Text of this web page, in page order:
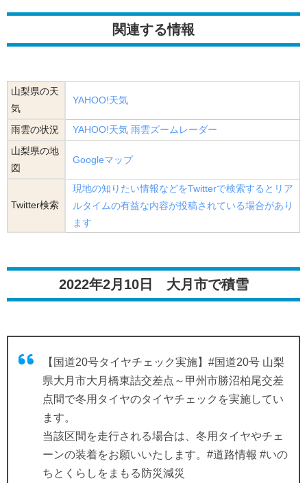
関連する情報
山梨県の天
気
YAHOO!天気
雨雲の状況
YAHOO!天気 雨雲ズームレーダー
山梨県の地
図
Googleマップ
Twitter検索
現地の知りたい情報などをTwitterで検索するとリア
ルタイムの有益な内容が投稿されている場合があり
ます
2022年2月10日 大月市で積雪
【国道20号タイヤチェック実施】 #国道20号 山梨
県大月市大月橋東詰交差点～甲州市勝沼柏尾交差
点間で冬用タイヤのタイヤチェックを実施してい
ます。
当該区間を走行される場合は、冬用タイヤやチェ
ーンの装着をお願いいたします。 #道路情報 #いの
ちとくらしをまもる防災減災